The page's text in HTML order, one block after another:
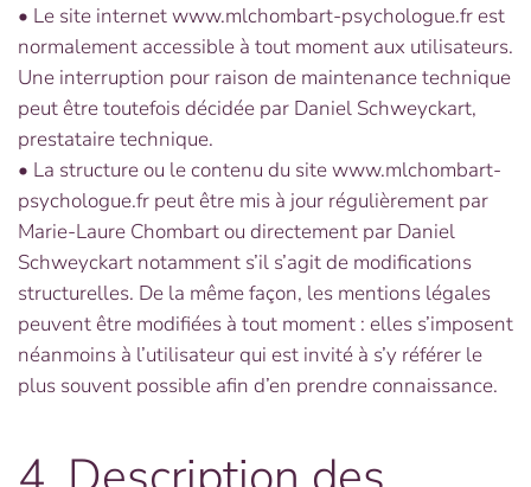
• Le site internet www.mlchombart-psychologue.fr est
normalement accessible à tout moment aux utilisateurs.
Une interruption pour raison de maintenance technique
peut être toutefois décidée par Daniel Schweyckart,
prestataire technique.
• La structure ou le contenu du site www.mlchombart-
psychologue.fr peut être mis à jour régulièrement par
Marie-Laure Chombart ou directement par Daniel
Schweyckart notamment s’il s’agit de modifications
structurelles. De la même façon, les mentions légales
peuvent être modifiées à tout moment : elles s’imposent
néanmoins à l’utilisateur qui est invité à s’y référer le
plus souvent possible afin d’en prendre connaissance.